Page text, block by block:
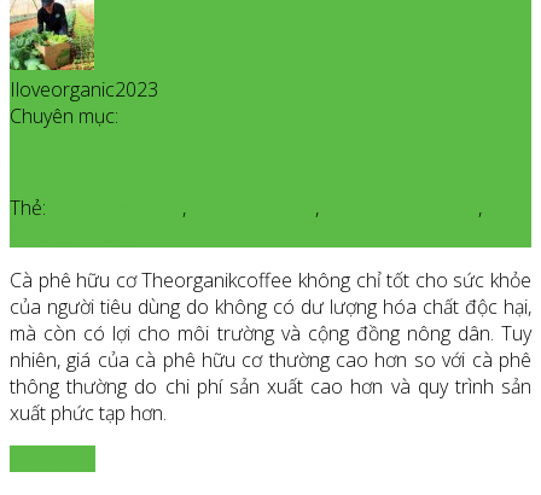
Iloveorganic2023
Chuyên mục:
Thẻ:
, ,
,
Cà phê hữu cơ Theorganikcoffee không chỉ tốt cho sức khỏe
của người tiêu dùng do không có dư lượng hóa chất độc hại,
mà còn có lợi cho môi trường và cộng đồng nông dân. Tuy
nhiên, giá của cà phê hữu cơ thường cao hơn so với cà phê
thông thường do chi phí sản xuất cao hơn và quy trình sản
xuất phức tạp hơn.